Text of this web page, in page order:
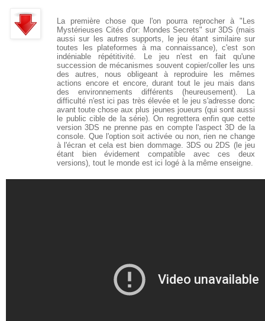
La première chose que l'on pourra reprocher à "Les
Mystérieuses Cités d'or: Mondes Secrets" sur 3DS (mais
aussi sur les autres supports, le jeu étant similaire sur
toutes les plateformes à ma connaissance), c'est son
indéniable répétitivité. Le jeu n'est en fait qu'une
succession de mécanismes souvent copier/coller les uns
des autres, nous obligeant à reproduire les mêmes
actions encore et encore, durant tout le jeu mais dans
des environnements différents (heureusement). La
difficulté n'est ici pas très élevée et le jeu s'adresse donc
avant toute chose aux plus jeunes joueurs (qui sont aussi
le public cible de la série). On regrettera enfin que cette
version 3DS ne prenne pas en compte l'aspect 3D de la
console. Que l'option soit activée ou non, rien ne change
à l'écran et cela est bien dommage. 3DS ou 2DS (le jeu
étant bien évidement compatible avec ces deux
versions), tout le monde est ici logé à la même enseigne.